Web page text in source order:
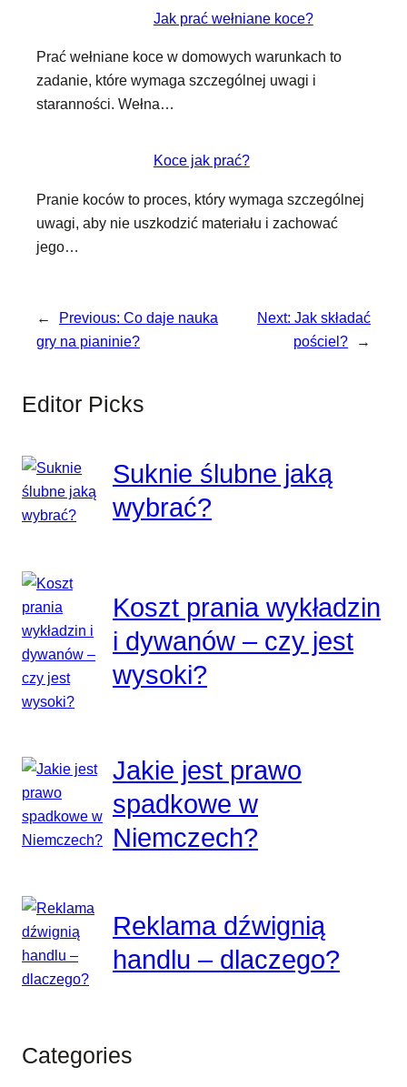
Jak prać wełniane koce?
Prać wełniane koce w domowych warunkach to
zadanie, które wymaga szczególnej uwagi i
staranności. Wełna…
Koce jak prać?
Pranie koców to proces, który wymaga szczególnej
uwagi, aby nie uszkodzić materiału i zachować
jego…
← Previous: Co daje nauka
gry na pianinie?
Next: Jak składać
pościel?
→
Editor Picks
Suknie ślubne jaką
wybrać?
Koszt prania wykładzin
i dywanów – czy jest
wysoki?
Jakie jest prawo
spadkowe w
Niemczech?
Reklama dźwignią
handlu – dlaczego?
Categories